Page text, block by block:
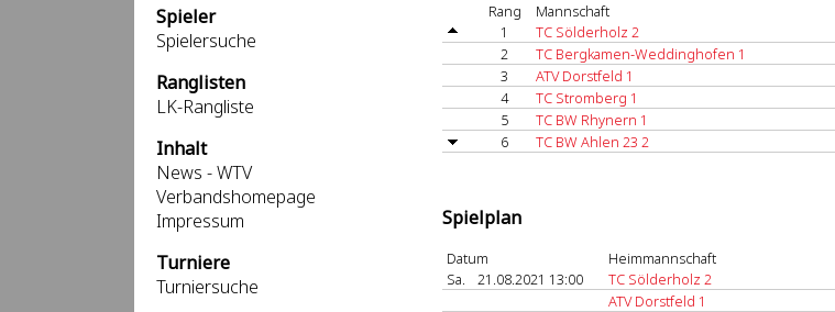
Spieler
Spielersuche
Ranglisten
LK-Rangliste
Inhalt
News - WTV
Verbandshomepage
Impressum
Turniere
Turniersuche
Rang Mannschaft
1
TC Sölderholz 2
2
TC Bergkamen-Weddinghofen 1
3
ATV Dorstfeld 1
4
TC Stromberg 1
5
TC BW Rhynern 1
6
TC BW Ahlen 23 2
Spielplan
Datum Heimmannschaft
Sa.
21.08.2021 13:00 TC Sölderholz 2
ATV Dorstfeld 1